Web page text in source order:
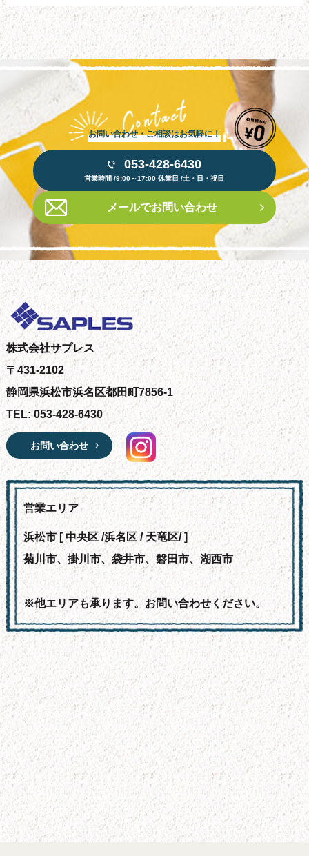
お問い合わせ・ご相談はお気軽に！
053-428-6430
営業時間 /9:00～17:00 休業日 /土・日・祝日
メールでお問い合わせ
株式会社サプレス
〒431-2102
静岡県浜松市浜名区都田町7856-1
TEL: 053-428-6430
お問い合わせ
営業エリア
浜松市 [ 中央区 /浜名区 / 天竜区/ ]
菊川市、掛川市、袋井市、磐田市、湖西市
※他エリアも承ります。お問い合わせください。